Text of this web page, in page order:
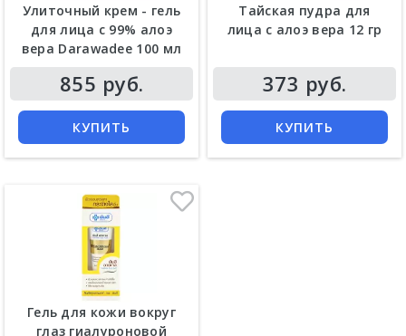
Улиточный крем - гель
для лица с 99% алоэ
вера Darawadee 100 мл
855 руб.
КУПИТЬ
Тайская пудра для
лица с алоэ вера 12 гр
373 руб.
КУПИТЬ
Гель для кожи вокруг
глаз гиалуроновой